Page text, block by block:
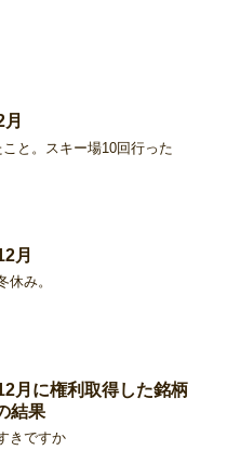
こと。スキー場10回行った
月
休み。
月に権利取得した銘柄
結果
きですか